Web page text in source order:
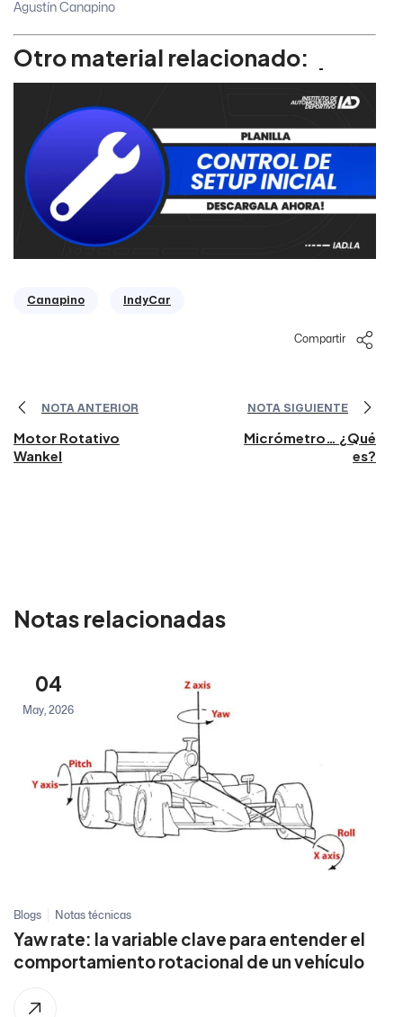
Agustín Canapino
Otro material relacionado:
Canapino IndyCar
Compartir
NOTA ANTERIOR
Motor Rotativo
Wankel
NOTA SIGUIENTE
Micrómetro… ¿Qué
es?
Notas relacionadas
04
May, 2026
Blogs Notas técnicas
Yaw rate: la variable clave para entender el
comportamiento rotacional de un vehículo